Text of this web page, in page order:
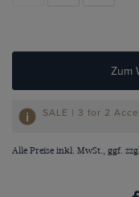
Zum
SALE | 3 for 2
Alle Preise inkl. MwSt., ggf.